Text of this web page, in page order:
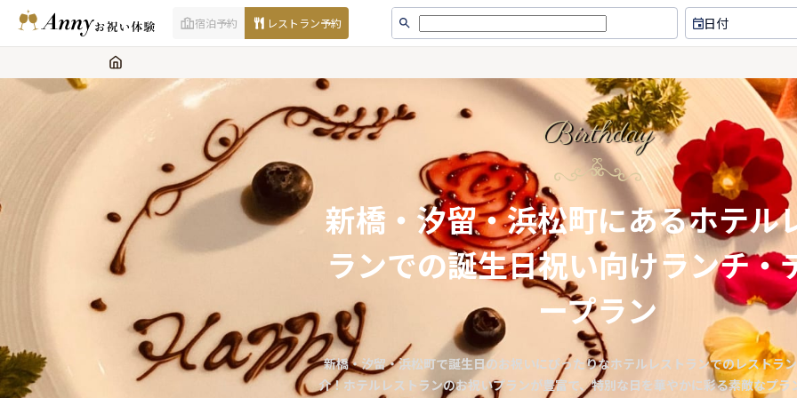
宿泊予約 レストラン予約 日付
Birthday
新橋・汐留・浜松町にあるホテル
ランでの誕生日祝い向けランチ・
ープラン
新橋・汐留・浜松町で誕生日のお祝いにぴったりなホテルレストランでのレストラ
介！ホテルレストランのお祝いプランが豊富で、特別な日を華やかに彩る素敵なプラ